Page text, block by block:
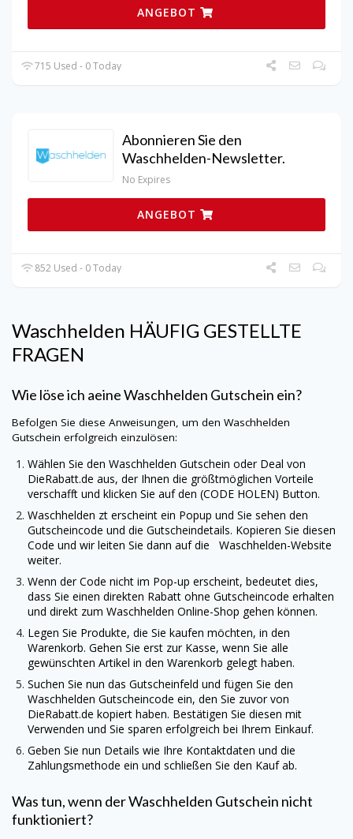
ANGEBOT
715 Used - 0 Today
Abonnieren Sie den
Waschhelden-Newsletter.
No Expires
ANGEBOT
852 Used - 0 Today
Waschhelden HÄUFIG GESTELLTE
FRAGEN
Wie löse ich aeine Waschhelden Gutschein ein?
Befolgen Sie diese Anweisungen, um den Waschhelden
Gutschein erfolgreich einzulösen:
Wählen Sie den Waschhelden Gutschein oder Deal von
DieRabatt.de aus, der Ihnen die größtmöglichen Vorteile
verschafft und klicken Sie auf den (CODE HOLEN) Button.
Waschhelden zt erscheint ein Popup und Sie sehen den
Gutscheincode und die Gutscheindetails. Kopieren Sie diesen
Code und wir leiten Sie dann auf die Waschhelden-Website
weiter.
Wenn der Code nicht im Pop-up erscheint, bedeutet dies,
dass Sie einen direkten Rabatt ohne Gutscheincode erhalten
und direkt zum Waschhelden Online-Shop gehen können.
Legen Sie Produkte, die Sie kaufen möchten, in den
Warenkorb. Gehen Sie erst zur Kasse, wenn Sie alle
gewünschten Artikel in den Warenkorb gelegt haben.
Suchen Sie nun das Gutscheinfeld und fügen Sie den
Waschhelden Gutscheincode ein, den Sie zuvor von
DieRabatt.de kopiert haben. Bestätigen Sie diesen mit
Verwenden und Sie sparen erfolgreich bei Ihrem Einkauf.
Geben Sie nun Details wie Ihre Kontaktdaten und die
Zahlungsmethode ein und schließen Sie den Kauf ab.
Was tun, wenn der Waschhelden Gutschein nicht
funktioniert?